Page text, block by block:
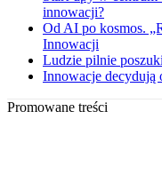
innowacji?
Od AI po kosmos.
Innowacji
Ludzie pilnie
Innowacje decydują
Promowane treści